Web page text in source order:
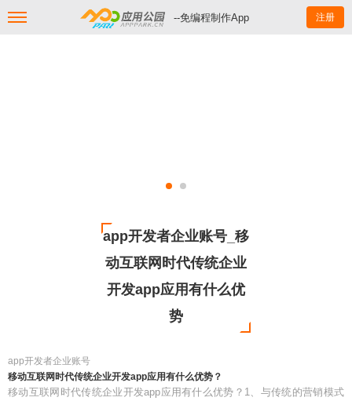
--免编程制作App 注册
app开发者企业账号_移
动互联网时代传统企业
开发app应用有什么优
势
app开发者企业账号
移动互联网时代传统企业开发app应用有什么优势？
移动互联网时代传统企业开发app应用有什么优势？1、与传统的营销模式